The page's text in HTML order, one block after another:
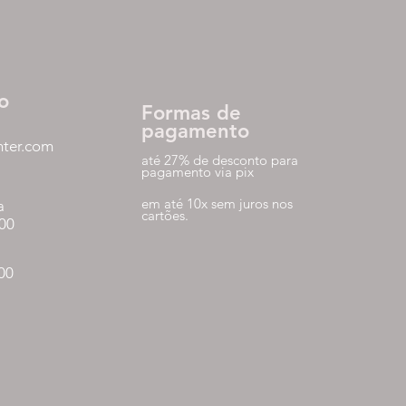
Formas de
pagamento
até 27% de desconto para
pagamento via pix
em até 10x sem juros nos
cartões.